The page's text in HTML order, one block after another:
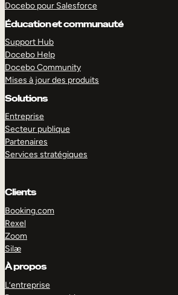
Docebo pour Salesforce
Éducation et communauté
Support Hub
Docebo Help
Docebo Community
Mises à jour des produits
Solutions
Entreprise
Secteur publique
Partenaires
Services stratégiques
Clients
Booking.com
Rexel
Zoom
Silæ
À propos
L’entreprise